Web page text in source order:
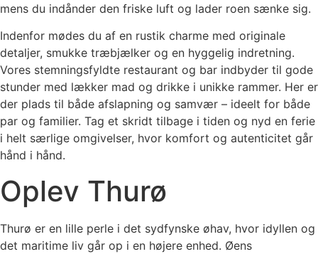
mens du indånder den friske luft og lader roen sænke sig.
Indenfor mødes du af en rustik charme med originale
detaljer, smukke træbjælker og en hyggelig indretning.
Vores stemningsfyldte restaurant og bar indbyder til gode
stunder med lækker mad og drikke i unikke rammer. Her er
der plads til både afslapning og samvær – ideelt for både
par og familier. Tag et skridt tilbage i tiden og nyd en ferie
i helt særlige omgivelser, hvor komfort og autenticitet går
hånd i hånd.
Oplev Thurø
Thurø er en lille perle i det sydfynske øhav, hvor idyllen og
det maritime liv går op i en højere enhed. Øens